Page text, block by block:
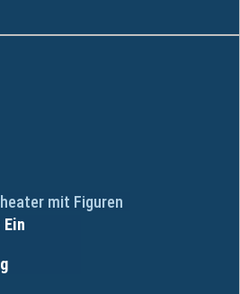
mit Figuren
Ein